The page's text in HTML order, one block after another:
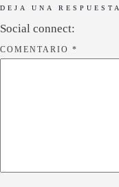
DEJA UNA RESPUESTA
Social connect:
COMENTARIO *